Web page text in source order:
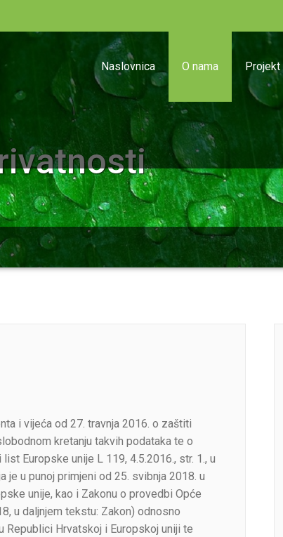
Naslovnica O nama Projekt
i vijeća od 27. travnja 2016. o zaštiti
kretanju takvih podataka te o
Europske unije L 119, 4.5.2016., str. 1., u
je u punoj primjeni od 25. svibnja 2018. u
unije, kao i Zakonu o provedbi Opće
u daljnjem tekstu: Zakon) odnosno
Republici Hrvatskoj i Europskoj uniji te